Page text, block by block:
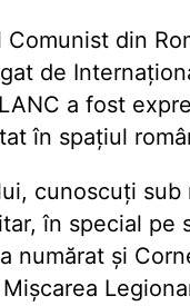
din
de
a fost
în spațiul
cunoscuți
în special pe
numărat și